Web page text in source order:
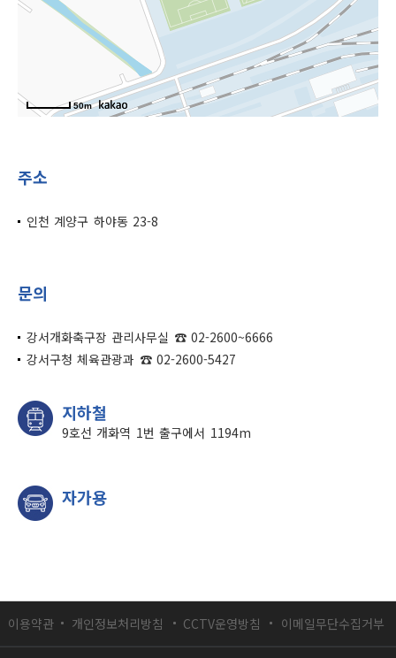
50m
주소
인천 계양구 하야동 23-8
문의
강서개화축구장 관리사무실 ☎ 02-2600~6666
강서구청 체육관광과 ☎ 02-2600-5427
지하철
9호선 개화역 1번 출구에서 1194m
자가용
이용약관 개인정보처리방침 CCTV운영방침 이메일무단수집거부